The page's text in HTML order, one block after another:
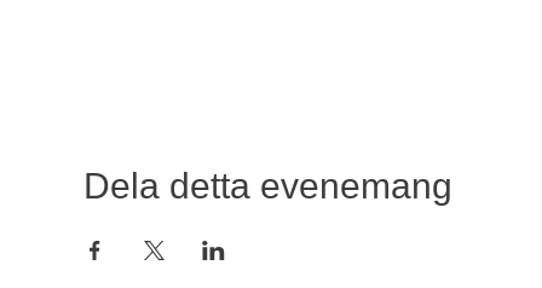
Dela detta evenemang